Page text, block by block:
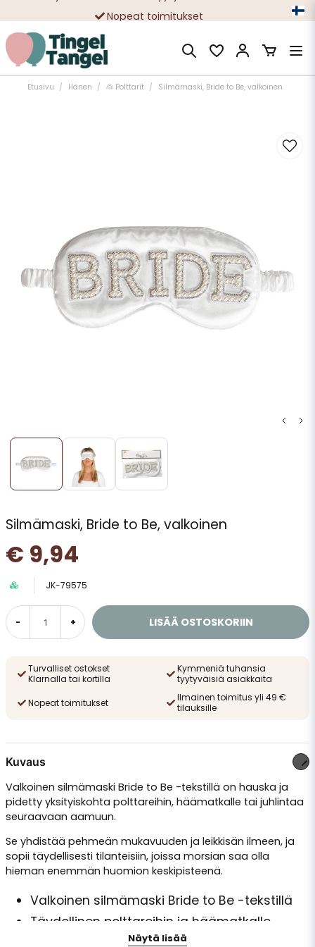
Nopeat toimitukset
Ilmainen toimitus yli 49 € tilauksille
Etusivu Hänen 👰 Polttarit Silmämaski, Bride to Be, valkoinen
Silmämaski, Bride to Be, valkoinen
€ 9,94
JK-79575
- + LISÄÄ OSTOSKORIIN
Turvalliset ostokset
Klarnalla tai kortilla
Kymmeniä tuhansia
tyytyväisiä asiakkaita
Nopeat toimitukset
Ilmainen toimitus yli 49 €
tilauksille
Kuvaus
Valkoinen silmämaski Bride to Be -tekstillä on hauska ja
pidetty yksityiskohta polttareihin, häämatkalle tai juhlintaa
seuraavaan aamuun.
Se yhdistää pehmeän mukavuuden ja leikkisän ilmeen, ja
sopii täydellisesti tilanteisiin, joissa morsian saa olla
hieman enemmän huomion keskipisteenä.
Valkoinen silmämaski Bride to Be -tekstillä
Täydellinen polttareihin ja häämatkalle
Yhdistää mukavuuden ja hauskan
Näytä lisää